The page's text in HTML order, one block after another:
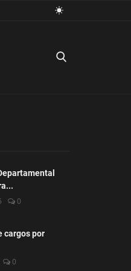
0
cargos por
0